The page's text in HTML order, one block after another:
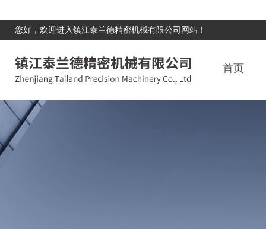
您好，欢迎进入镇江泰兰德精密机械有限公司网站！
首页